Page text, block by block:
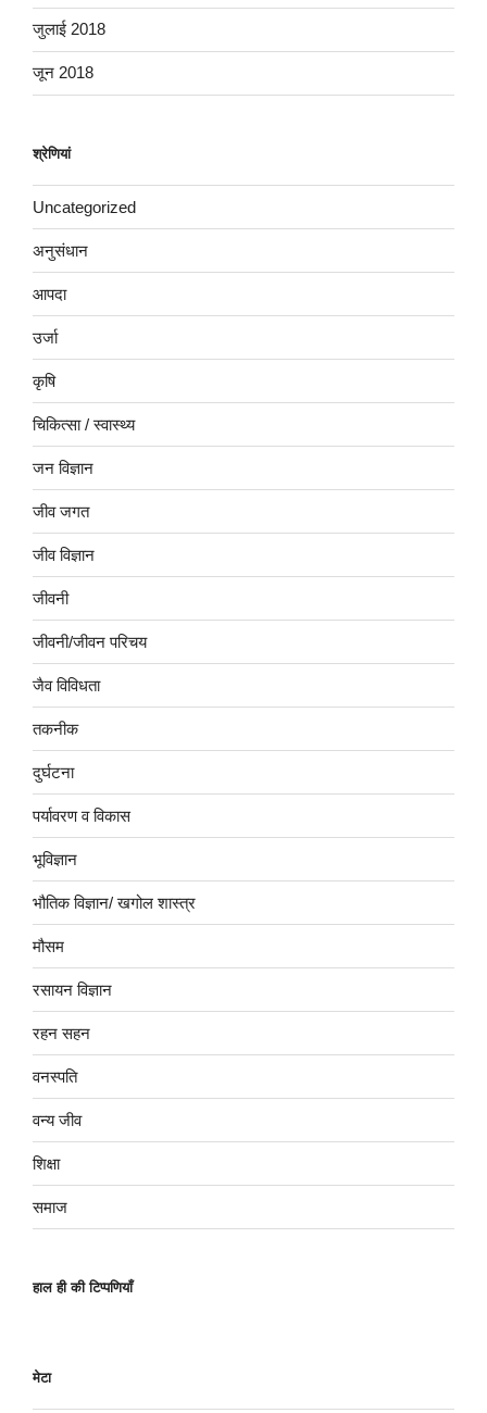
जुलाई 2018
जून 2018
श्रेणियां
Uncategorized
अनुसंधान
आपदा
उर्जा
कृषि
चिकित्सा / स्वास्थ्य
जन विज्ञान
जीव जगत
जीव विज्ञान
जीवनी
जीवनी/जीवन परिचय
जैव विविधता
तकनीक
दुर्घटना
पर्यावरण व विकास
भूविज्ञान
भौतिक विज्ञान/ खगोल शास्त्र
मौसम
रसायन विज्ञान
रहन सहन
वनस्पति
वन्य जीव
शिक्षा
समाज
हाल ही की टिप्पणियाँ
मेटा